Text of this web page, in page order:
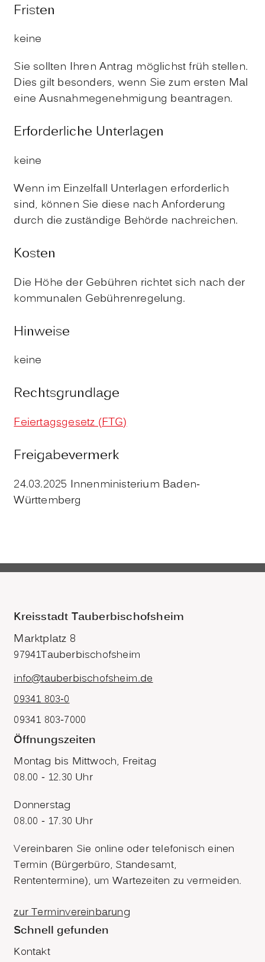
Fristen
keine
Sie sollten Ihren Antrag möglichst früh stellen.
Dies gilt besonders, wenn Sie zum ersten Mal
eine Ausnahmegenehmigung beantragen.
Erforderliche Unterlagen
keine
Wenn im Einzelfall Unterlagen erforderlich
sind, können Sie diese nach Anforderung
durch die zuständige Behörde nachreichen.
Kosten
Die Höhe der Gebühren richtet sich nach der
kommunalen Gebührenregelung.
Hinweise
keine
Rechtsgrundlage
Feiertagsgesetz (FTG)
Freigabevermerk
24.03.2025 Innenministerium Baden-
Württemberg
Kreisstadt Tauberbischofsheim
Marktplatz 8
97941Tauberbischofsheim
info@tauberbischofsheim.de
09341 803-0
09341 803-7000
Öffnungszeiten
Montag bis Mittwoch, Freitag
08.00 - 12.30 Uhr
Donnerstag
08.00 - 17.30 Uhr
Vereinbaren Sie online oder telefonisch einen
Termin (Bürgerbüro, Standesamt,
Rententermine), um Wartezeiten zu vermeiden.
zur Terminvereinbarung
Schnell gefunden
Kontakt